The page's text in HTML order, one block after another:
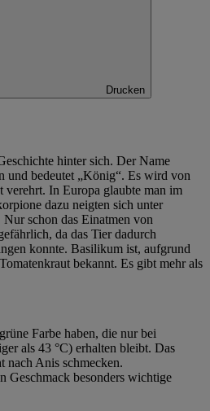
Drucken
hinter sich. Der Name
und bedeutet „König“. Es wird von
verehrt. In Europa glaubte man im
dazu neigten sich unter
schon das Einatmen von
da das Tier dadurch
konnte. Basilikum ist, aufgrund
bekannt. Es gibt mehr als
Farbe haben, die nur bei
als 43 °C) erhalten bleibt. Das
nach Anis schmecken.
Geschmack besonders wichtige